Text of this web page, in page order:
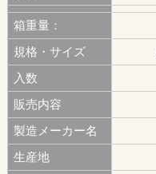
箱重量：
規格・サイズ
入数
販売内容
製造メーカー名
生産地